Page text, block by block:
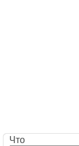
Что